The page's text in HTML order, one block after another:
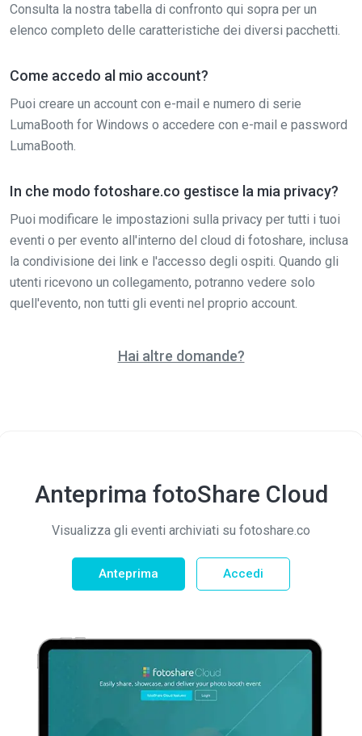
Consulta la nostra tabella di confronto qui sopra per un
elenco completo delle caratteristiche dei diversi pacchetti.
Come accedo al mio account?
Puoi creare un account con e-mail e numero di serie
LumaBooth for Windows o accedere con e-mail e password
LumaBooth.
In che modo fotoshare.co gestisce la mia privacy?
Puoi modificare le impostazioni sulla privacy per tutti i tuoi
eventi o per evento all'interno del cloud di fotoshare, inclusa
la condivisione dei link e l'accesso degli ospiti. Quando gli
utenti ricevono un collegamento, potranno vedere solo
quell'evento, non tutti gli eventi nel proprio account.
Hai altre domande?
Anteprima fotoShare Cloud
Visualizza gli eventi archiviati su fotoshare.co
Anteprima Accedi